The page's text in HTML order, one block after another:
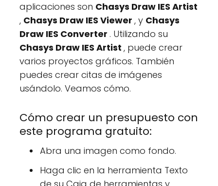
aplicaciones son Chasys Draw IES Artist
, Chasys Draw IES Viewer , y Chasys
Draw IES Converter . Utilizando su
Chasys Draw IES Artist , puede crear
varios proyectos gráficos. También
puedes crear citas de imágenes
usándolo. Veamos cómo.
Cómo crear un presupuesto con
este programa gratuito:
Abra una imagen como fondo.
Haga clic en la herramienta Texto